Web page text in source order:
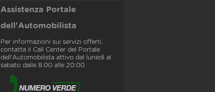
Assistenza Portale
dell'Automobilista
Per informazioni sui servizi offerti,
contatta il Call Center del Portale
dell'Automobilista attivo dal lunedì al
sabato dalle 8.00 alle 20.00